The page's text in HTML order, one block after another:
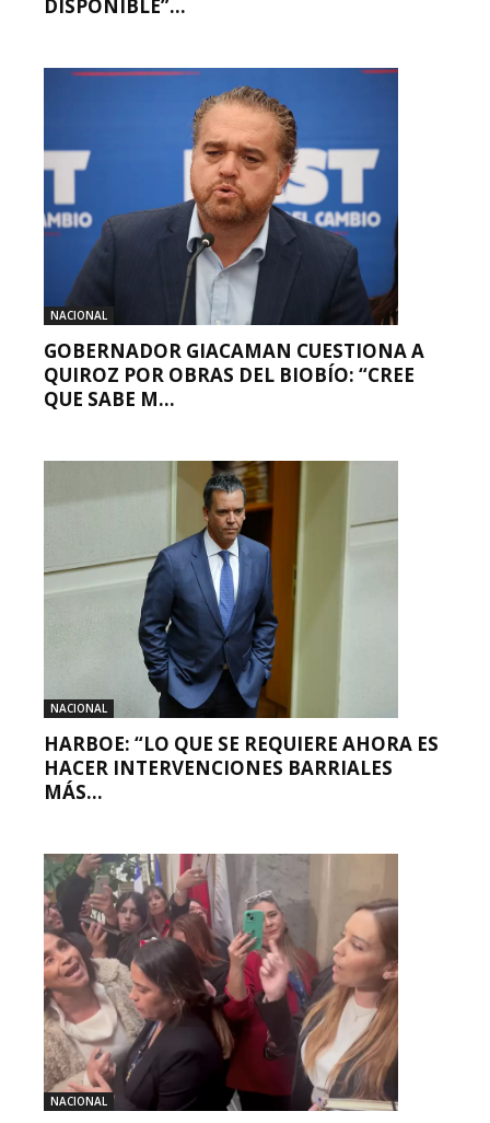
DISPONIBLE”...
NACIONAL
GOBERNADOR GIACAMAN CUESTIONA A
QUIROZ POR OBRAS DEL BIOBÍO: “CREE
QUE SABE M...
NACIONAL
HARBOE: “LO QUE SE REQUIERE AHORA ES
HACER INTERVENCIONES BARRIALES
MÁS...
NACIONAL